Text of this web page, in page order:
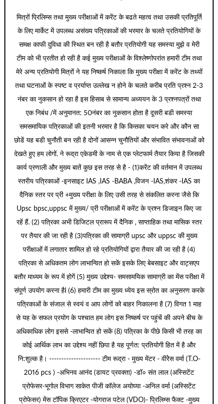
मित्रों प्रिलिम्स तथा मुख्य परीक्षाओं में करेंट के बढते महत्व तथा उसकी प्रतिपूर्ति
के लिए मार्केट में उपलब्ध असंख्य पत्रिकाओं की भरमार के चलते प्रतियोगियों के
समक्ष काफी दुविधा की स्थित बन रही है बतौर प्रतियोगी यह समस्या मुझे व मेरी
टीम को भी प्रतीत हो रही है कई मुख्य परीक्षाओं के विश्लेष्णोपरांत हमारी टीम तथा
मेरे अन्य प्रतियोगी मित्रों ने यह निष्कर्ष निकाला कि मुख्य परीक्षा में करेंट के तथ्यों
तथा घटनाओं के स्पष्ट व प्रर्याप्त उल्लेख न होने के चलते करीब प्रति प्रश्न 2-3
नंबर का नुकसान हो रहा है इस हिसाब से सामान्य अध्ययन के 3 प्रश्नपत्रों तथा
एक निबंध /में अनुमानत: 50नंबर का नुकसान होता है दूसरी बडी समस्या
समसमायिक पत्रिकाओं की इतनी भरमार है कि किसका चयन करे और कौन सा
छोडें यह बडी चुनौती बन रही है दोनों आसन्न चुनौतियों और संभावित संभावनाओं को
देखते हुए हम लोगों. ने रूद्रा एकेडमी के नाम से एक प्लेटफार्म तैयार किया है जिसकी
कार्य प्रणाली और मुख्य बातें कुछ इस तरह से है - (1)करेंट की वर्तमान में उपलब्ध
स्तरीय पत्रिकाओं -इनसाइट IAS ,IAS -BABA ,विजन -IAS,शंकर -IAS का
दैनिक स्तर पर प्री +मुख्य परीक्षा के लिए उसी तरह से संकलित करना जैसे कि
Upsc bpsc,uppsc में मुख्य/ प्री परीक्षाओं में करेंट के प्रश्न डिजाइन किए जा
रहें हैं. (2) पत्रिका अभी डिजिटल प्रारूप में दैनिक , साप्ताहिक तथा मासिक स्तर
पर तैयार की जा रही है (3)पत्रिका की सामाग्री upsc और uppsc की मुख्य
परीक्षाओं में लगातार शामिल हो रहे प्रतियोगियों द्वारा तैयार की जा रही है (4)
पत्रिका से अधिकतम लोग लाभान्वित हो सकें इसके लिए बेबसाइट और वाट्सएप
बतौर माध्यम के रूप में होगें (5) मुख्य उद्देश्य- समसामयिक सामाग्री का मेंस परीक्षा में
संपूर्ण उपयोग करना हैl (6) हमारी टीम का मुख्य ध्येय इस स्रोत का अनुसरण करके
पत्रिकाओं के संजाल से स्वयं व आप लोगों को बाहर निकालना है (7) विगत 1 माह
से यह के सफल प्रयोग के पश्चात हम लोग इस निष्कर्ष पर पहुंचें की अपने बीच के
अधिकाधिक लोग इससे -लाभान्वित हो सकें (8) पत्रिका के पीछे किसी भी तरह का
कोई आर्थिक लाभ का उद्देश्य नहीं छिपा है यह पूर्णत: प्रतियोगी हित में है और
नि:शुल्क है। --------------------- टीम रूद्रा - मुख्य मेंटर - वीरेेस वर्मा (T.O-
2016 pcs ) -अभिनव आनंद (डायट प्रवक्ता) -डॉ० संत लाल (अस्सिटेंट
प्रोफेसर-भूगोल विभाग साकेत पीजी कॉलेज अयोघ्या -अनिल वर्मा (अस्सिटेंट
प्रोफेसर) मेंस टॉपिक क्रिएटर -योगराज पटेल (VDO)- प्रिलिम्स फैक्ट -मुख्य